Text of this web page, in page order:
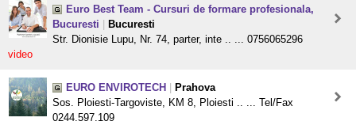
Euro Best Team - Cursuri de formare profesionala,
Bucuresti
Bucuresti
Str. Dionisie Lupu, Nr. 74, parter, inte .. ... 0756065296
video
EURO ENVIROTECH
Prahova
Sos. Ploiesti-Targoviste, KM 8, Ploiesti .. ... Tel/Fax
0244.597.109